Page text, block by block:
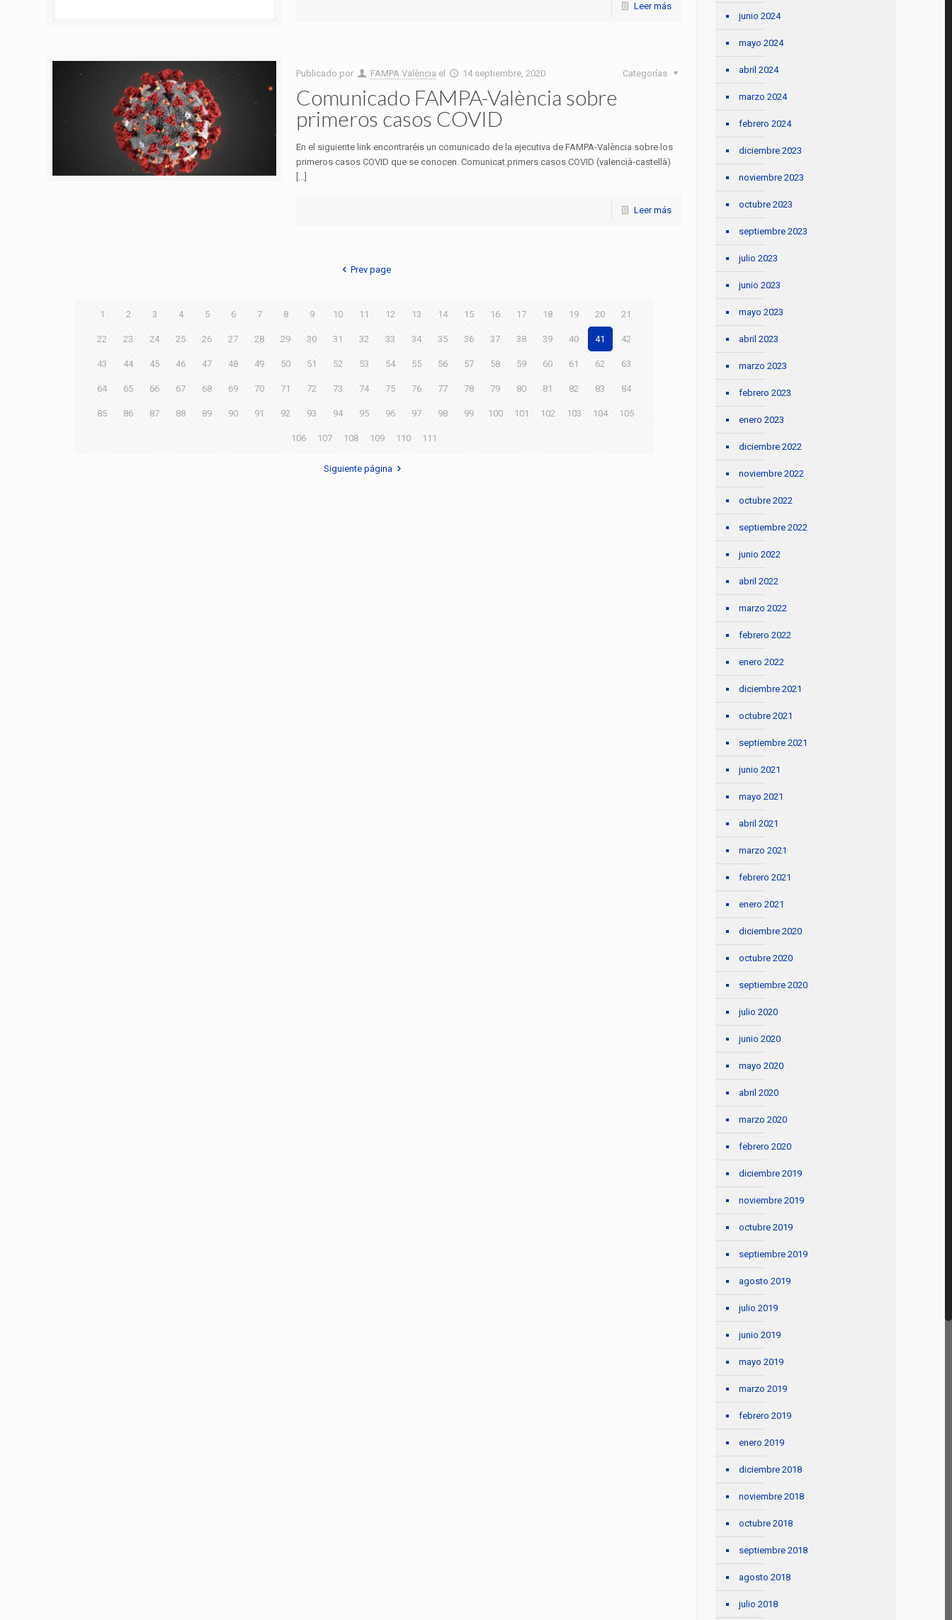
Leer más
Publicado por FAMPA València el 14 septiembre, 2020 Categorías
Comunicado FAMPA-València sobre
primeros casos COVID
En el siguiente link encontraréis un comunicado de la ejecutiva de FAMPA-València sobre los
primeros casos COVID que se conocen. Comunicat primers casos COVID (valencià-castellà)
[...]
Leer más
Prev page
1 2 3 4 5 6 7 8 9 10 11 12 13 14 15 16 17 18 19 20 21
22 23 24 25 26 27 28 29 30 31 32 33 34 35 36 37 38 39 40 41 42
43 44 45 46 47 48 49 50 51 52 53 54 55 56 57 58 59 60 61 62 63
64 65 66 67 68 69 70 71 72 73 74 75 76 77 78 79 80 81 82 83 84
85 86 87 88 89 90 91 92 93 94 95 96 97 98 99 100 101 102 103 104 105
106 107 108 109 110 111
Siguiente página
junio 2024
mayo 2024
abril 2024
marzo 2024
febrero 2024
diciembre 2023
noviembre 2023
octubre 2023
septiembre 2023
julio 2023
junio 2023
mayo 2023
abril 2023
marzo 2023
febrero 2023
enero 2023
diciembre 2022
noviembre 2022
octubre 2022
septiembre 2022
junio 2022
abril 2022
marzo 2022
febrero 2022
enero 2022
diciembre 2021
octubre 2021
septiembre 2021
junio 2021
mayo 2021
abril 2021
marzo 2021
febrero 2021
enero 2021
diciembre 2020
octubre 2020
septiembre 2020
julio 2020
junio 2020
mayo 2020
abril 2020
marzo 2020
febrero 2020
diciembre 2019
noviembre 2019
octubre 2019
septiembre 2019
agosto 2019
julio 2019
junio 2019
mayo 2019
marzo 2019
febrero 2019
enero 2019
diciembre 2018
noviembre 2018
octubre 2018
septiembre 2018
agosto 2018
julio 2018